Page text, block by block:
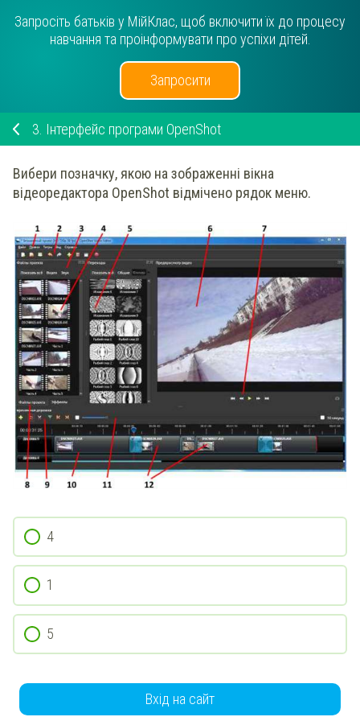
Запросіть батьків у МійКлас, щоб включити їх до процесу
навчання та проінформувати про успіхи дітей.
Запросити
3. Інтерфейс програми OpenShot
Вибери позначку, якою на зображенні вікна
відеоредактора OpenShot відмічено рядок меню.
4
1
5
Вхід на сайт